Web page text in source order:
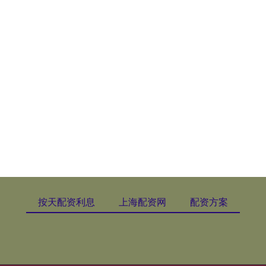
按天配资利息 上海配资网 配资方案